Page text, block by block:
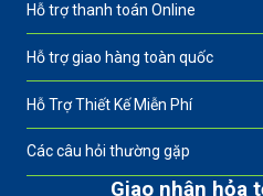
Hỗ trợ thanh toán Online
Hỗ trợ giao hàng toàn quốc
Hỗ Trợ Thiết Kế Miễn Phí
Các câu hỏi thường gặp
Giao nhận hỏa